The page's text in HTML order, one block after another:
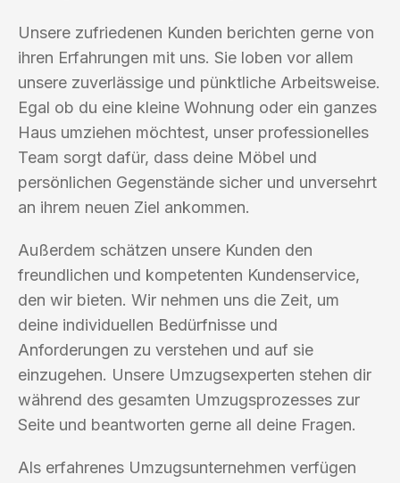
Unsere zufriedenen Kunden berichten gerne von
ihren Erfahrungen mit uns. Sie loben vor allem
unsere zuverlässige und pünktliche Arbeitsweise.
Egal ob du eine kleine Wohnung oder ein ganzes
Haus umziehen möchtest, unser professionelles
Team sorgt dafür, dass deine Möbel und
persönlichen Gegenstände sicher und unversehrt
an ihrem neuen Ziel ankommen.
Außerdem schätzen unsere Kunden den
freundlichen und kompetenten Kundenservice,
den wir bieten. Wir nehmen uns die Zeit, um
deine individuellen Bedürfnisse und
Anforderungen zu verstehen und auf sie
einzugehen. Unsere Umzugsexperten stehen dir
während des gesamten Umzugsprozesses zur
Seite und beantworten gerne all deine Fragen.
Als erfahrenes Umzugsunternehmen verfügen